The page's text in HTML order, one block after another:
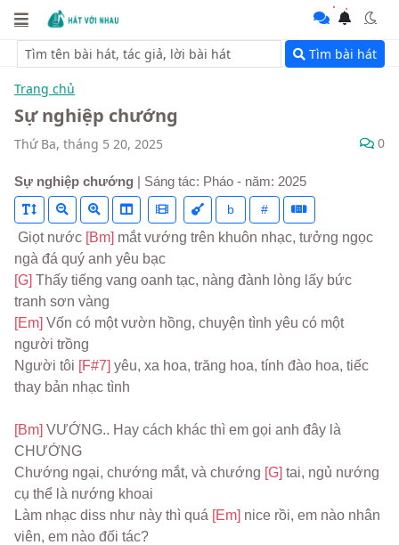
Tìm bài hát
Trang chủ
Sự nghiệp chướng
Thứ Ba, tháng 5 20, 2025 0
Sự nghiệp chướng | Sáng tác: Pháo - năm: 2025
b #
Giọt nước [Bm] mắt vướng trên khuôn nhạc, tưởng ngọc
ngà đá quý anh yêu bạc
[G] Thấy tiếng vang oanh tạc, nàng đành lòng lấy bức
tranh sơn vàng
[Em] Vốn có một vườn hồng, chuyện tình yêu có một
người trồng
Người tôi [F#7] yêu, xa hoa, trăng hoa, tính đào hoa, tiếc
thay bản nhạc tình
[Bm] VƯỚNG.. Hay cách khác thì em gọi anh đây là
CHƯỚNG
Chướng ngại, chướng mắt, và chướng [G] tai, ngủ nướng
cụ thể là nướng khoai
Làm nhạc diss như này thì quá [Em] nice rồi, em nào nhân
viên, em nào đối tác?